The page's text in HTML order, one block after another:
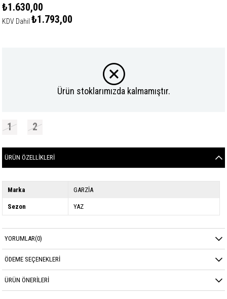
₺1.630,00
KDV Dahil ₺1.793,00
Ürün stoklarımızda kalmamıştır.
1 2
ÜRÜN ÖZELLIKLERI
Marka GARZİA
Sezon YAZ
YORUMLAR(0)
ÖDEME SEÇENEKLERI
ÜRÜN ÖNERILERI